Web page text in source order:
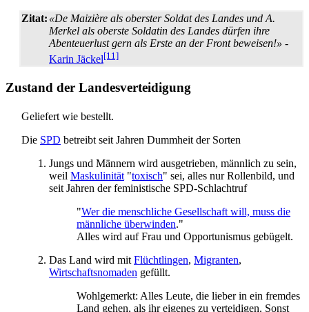
Zitat: «De Maizière als oberster Soldat des Landes und A.
Merkel als oberste Soldatin des Landes dürfen ihre
Abenteuerlust gern als Erste an der Front beweisen!» -
Karin Jäckel[11]
Zustand der Landesverteidigung
Geliefert wie bestellt.
Die SPD betreibt seit Jahren Dummheit der Sorten
Jungs und Männern wird ausgetrieben, männlich zu sein,
weil Maskulinität "toxisch" sei, alles nur Rollenbild, und
seit Jahren der feministische SPD-Schlachtruf
"Wer die menschliche Gesellschaft will, muss die
männliche überwinden."
Alles wird auf Frau und Opportunismus gebügelt.
Das Land wird mit Flüchtlingen, Migranten,
Wirtschaftsnomaden gefüllt.
Wohlgemerkt: Alles Leute, die lieber in ein fremdes
Land gehen, als ihr eigenes zu verteidigen. Sonst